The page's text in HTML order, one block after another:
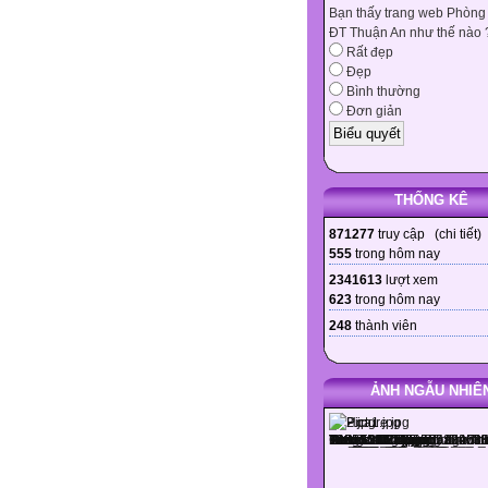
Bạn thấy trang web
ĐT Thuận An như thế nào
Rất đẹp
Đẹp
Bình thường
Đơn giản
THỐNG KÊ
871277 truy cập (chi tiết)
555 trong hôm nay
2341613 lượt xem
623 trong hôm nay
248 thành viên
ẢNH NGẪU